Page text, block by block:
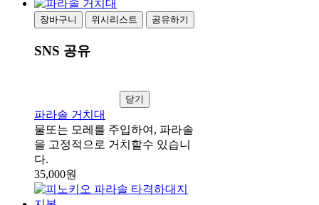
장바구니 위시리스트 공유하기
SNS 공유
닫기
파라솔 거치대
물또는 모레를 주입하여, 파라솔
을 고정적으로 거치할수 있습니
다.
35,000원